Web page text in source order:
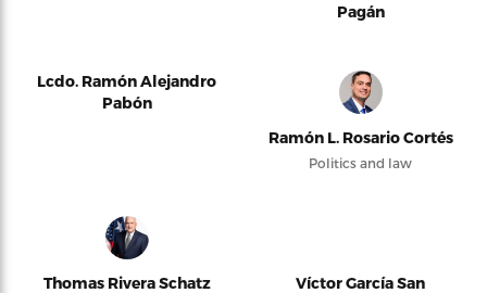
Pagán
Lcdo. Ramón Alejandro
Pabón
Ramón L. Rosario Cortés
Politics and law
Thomas Rivera Schatz
Víctor García San